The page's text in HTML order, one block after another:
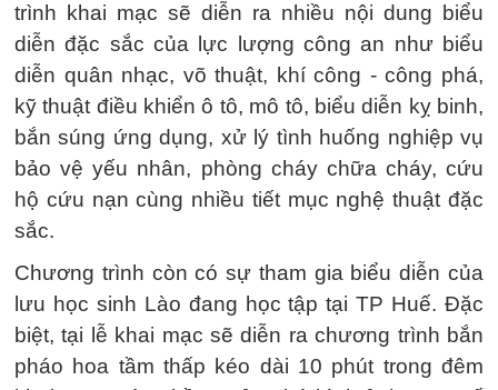
trình khai mạc sẽ diễn ra nhiều nội dung biểu
diễn đặc sắc của lực lượng công an như biểu
diễn quân nhạc, võ thuật, khí công - công phá,
kỹ thuật điều khiển ô tô, mô tô, biểu diễn kỵ binh,
bắn súng ứng dụng, xử lý tình huống nghiệp vụ
bảo vệ yếu nhân, phòng cháy chữa cháy, cứu
hộ cứu nạn cùng nhiều tiết mục nghệ thuật đặc
sắc.
Chương trình còn có sự tham gia biểu diễn của
lưu học sinh Lào đang học tập tại TP Huế. Đặc
biệt, tại lễ khai mạc sẽ diễn ra chương trình bắn
pháo hoa tầm thấp kéo dài 10 phút trong đêm